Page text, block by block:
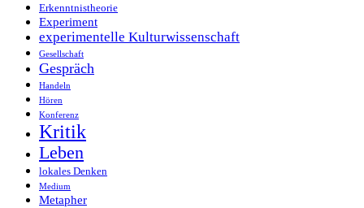
Erkenntnistheorie
Experiment
experimentelle Kulturwissenschaft
Gesellschaft
Gespräch
Handeln
Hören
Konferenz
Kritik
Leben
lokales Denken
Medium
Metapher